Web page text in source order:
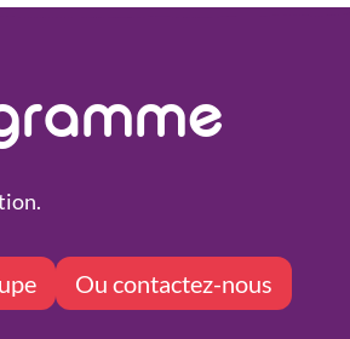
Ou contactez-nous